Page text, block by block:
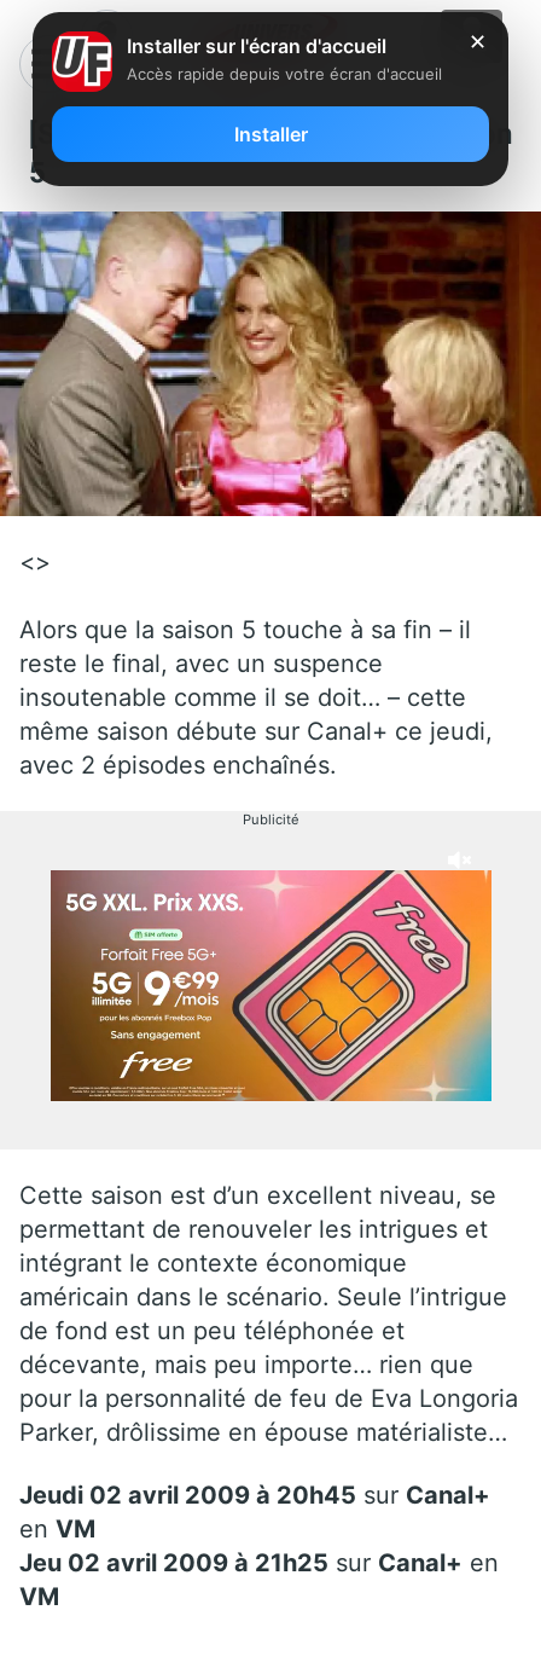
[Série] Desperate Housewives saison
5
<>
Alors que la saison 5 touche à sa fin – il
reste le final, avec un suspence
insoutenable comme il se doit… – cette
même saison débute sur Canal+ ce jeudi,
avec 2 épisodes enchaînés.
Publicité
Cette saison est d’un excellent niveau, se
permettant de renouveler les intrigues et
intégrant le contexte économique
américain dans le scénario. Seule l’intrigue
de fond est un peu téléphonée et
décevante, mais peu importe… rien que
pour la personnalité de feu de Eva Longoria
Parker, drôlissime en épouse matérialiste…
Jeudi 02 avril 2009 à 20h45 sur Canal+
en VM
Jeu 02 avril 2009 à 21h25 sur Canal+ en
VM
✕
Installer sur l'écran d'accueil
Accès rapide depuis votre écran d'accueil
Installer